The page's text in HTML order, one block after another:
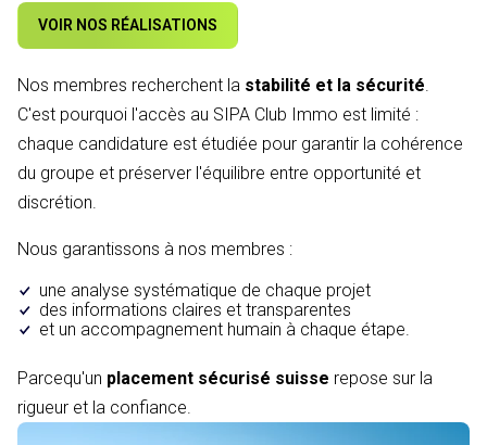
VOIR NOS RÉALISATIONS
Nos membres recherchent la stabilité et la sécurité.
C'est pourquoi l'accès au SIPA Club Immo est limité :
chaque candidature est étudiée pour garantir la cohérence
du groupe et préserver l'équilibre entre opportunité et
discrétion.
Nous garantissons à nos membres :
une analyse systématique de chaque projet
des informations claires et transparentes
et un accompagnement humain à chaque étape.
Parcequ'un placement sécurisé suisse repose sur la
rigueur et la confiance.